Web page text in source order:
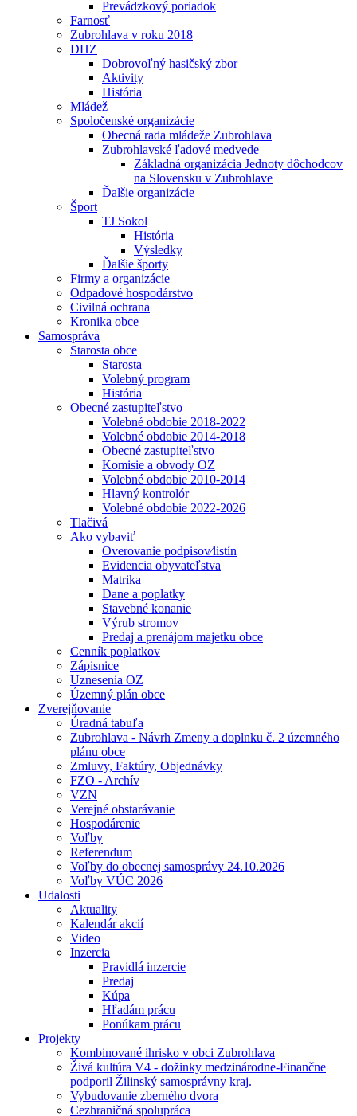
Prevádzkový poriadok
Farnosť
Zubrohlava v roku 2018
DHZ
Dobrovoľný hasičský zbor
Aktivity
História
Mládež
Spoločenské organizácie
Obecná rada mládeže Zubrohlava
Zubrohlavské ľadové medvede
Základná organizácia Jednoty dôchodcov
na Slovensku v Zubrohlave
Ďalšie organizácie
Šport
TJ Sokol
História
Výsledky
Ďalšie športy
Firmy a organizácie
Odpadové hospodárstvo
Civilná ochrana
Kronika obce
Samospráva
Starosta obce
Starosta
Volebný program
História
Obecné zastupiteľstvo
Volebné obdobie 2018-2022
Volebné obdobie 2014-2018
Obecné zastupiteľstvo
Komisie a obvody OZ
Volebné obdobie 2010-2014
Hlavný kontrolór
Volebné obdobie 2022-2026
Tlačivá
Ako vybaviť
Overovanie podpisov⁄listín
Evidencia obyvateľstva
Matrika
Dane a poplatky
Stavebné konanie
Výrub stromov
Predaj a prenájom majetku obce
Cenník poplatkov
Zápisnice
Uznesenia OZ
Územný plán obce
Zverejňovanie
Úradná tabuľa
Zubrohlava - Návrh Zmeny a doplnku č. 2 územného
plánu obce
Zmluvy, Faktúry, Objednávky
FZO - Archív
VZN
Verejné obstarávanie
Hospodárenie
Voľby
Referendum
Voľby do obecnej samosprávy 24.10.2026
Voľby VÚC 2026
Udalosti
Aktuality
Kalendár akcií
Video
Inzercia
Pravidlá inzercie
Predaj
Kúpa
Hľadám prácu
Ponúkam prácu
Projekty
Kombinované ihrisko v obci Zubrohlava
Živá kultúra V4 - dožinky medzinárodne-Finančne
podporil Žilinský samosprávny kraj.
Vybudovanie zberného dvora
Cezhraničná spolupráca